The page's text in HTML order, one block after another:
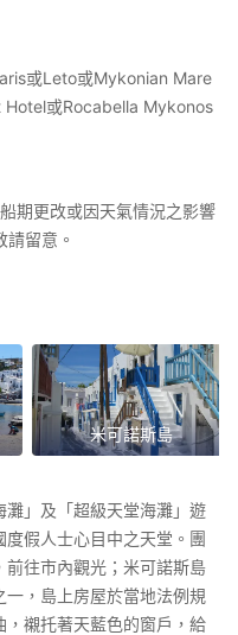
或Leto或Mykonian Mare
Hotel或Rocabella Mykonos
期更改或因天氣情況之影響
留意。
米可諾斯島
」及「超級天堂海灘」遊
假人士心目中之天堂。團
前往市內觀光；米可諾斯島
，島上房屋於當地法例規
，襯托著天藍色的窗戶，給